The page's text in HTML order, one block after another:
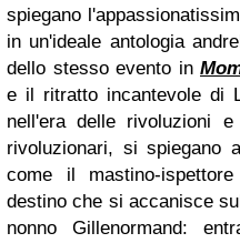
spiegano
in un'ideale antologia
dello stesso evento in
e il ritratto incantevole di
nell'era delle rivoluzioni
rivoluzionari, si spiegano
come il mastino-
destino che si accanisce
nonno Gillenormand: